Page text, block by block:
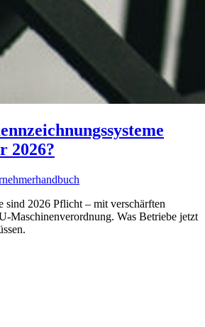
2026?
sind 2026 Pflicht – mit verschärften
Maschinenverordnung. Was Betriebe jetzt